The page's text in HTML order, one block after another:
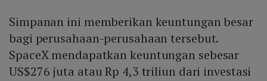
Simpanan ini memberikan keuntungan besar
bagi perusahaan-perusahaan tersebut.
SpaceX mendapatkan keuntungan sebesar
US$276 juta atau Rp 4,3 triliun dari investasi